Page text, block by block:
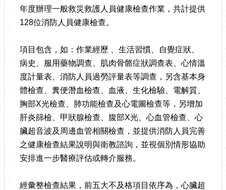
年度辦理一般救災救護人員健康檢查作業，共計提供
128位消防人員健康檢查。
項目包含，如：作業經歷 、生活習慣、自覺症狀、
病史、服用藥物調查、肌肉骨骼症狀調查表、心情溫
度計量表、消防人員過勞評量表等調查，另含基本身
體檢查、糞便潛血檢查、血液、生化檢驗、電解質、
胸部X光檢查、肺功能檢查及心電圖檢查等，另增加
肝炎篩檢、甲狀腺檢查、腹部X光、心血管檢查、心
臟超音波及周邊血管相關檢查，並提供消防人員完善
之健康檢查結果說明與衛教諮詢，並視個別情形協助
安排進一步醫療評估或轉介服務。
經彙整檢查結果，前五大不及格項目依序為，心臟超